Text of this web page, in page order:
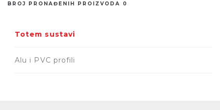
BROJ PRONAĐENIH PROIZVODA 0
Totem sustavi
Alu i PVC profili